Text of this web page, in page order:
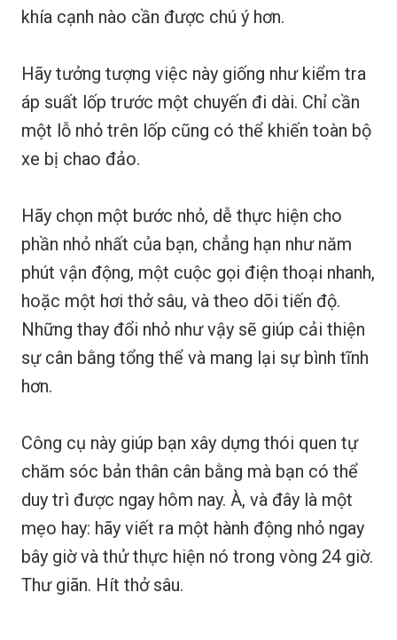
khía cạnh nào cần được chú ý hơn.
Hãy tưởng tượng việc này giống như kiểm tra
áp suất lốp trước một chuyến đi dài. Chỉ cần
một lỗ nhỏ trên lốp cũng có thể khiến toàn bộ
xe bị chao đảo.
Hãy chọn một bước nhỏ, dễ thực hiện cho
phần nhỏ nhất của bạn, chẳng hạn như năm
phút vận động, một cuộc gọi điện thoại nhanh,
hoặc một hơi thở sâu, và theo dõi tiến độ.
Những thay đổi nhỏ như vậy sẽ giúp cải thiện
sự cân bằng tổng thể và mang lại sự bình tĩnh
hơn.
Công cụ này giúp bạn xây dựng thói quen tự
chăm sóc bản thân cân bằng mà bạn có thể
duy trì được ngay hôm nay. À, và đây là một
mẹo hay: hãy viết ra một hành động nhỏ ngay
bây giờ và thử thực hiện nó trong vòng 24 giờ.
Thư giãn. Hít thở sâu.